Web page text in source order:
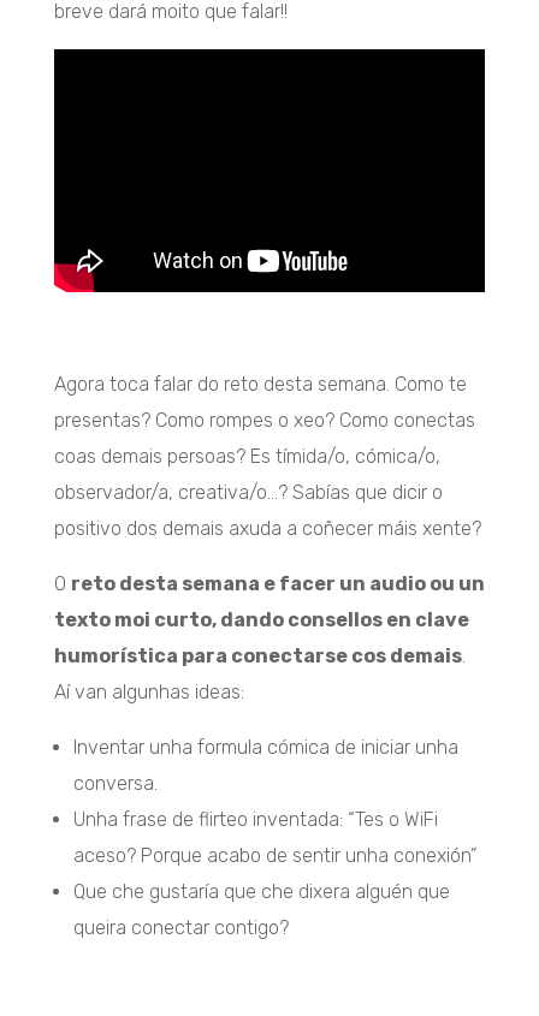
breve dará moito que falar!!
Agora toca falar do reto desta semana. Como te
presentas? Como rompes o xeo? Como conectas
coas demais persoas? Es tímida/o, cómica/o,
observador/a, creativa/o…? Sabías que dicir o
positivo dos demais axuda a coñecer máis xente?
O reto desta semana e facer un audio ou un
texto moi curto, dando consellos en clave
humorística para conectarse cos demais.
Aí van algunhas ideas:
Inventar unha formula cómica de iniciar unha
conversa.
Unha frase de flirteo inventada: “Tes o WiFi
aceso? Porque acabo de sentir unha conexión”
Que che gustaría que che dixera alguén que
queira conectar contigo?